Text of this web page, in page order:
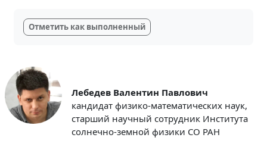
Отметить как выполненный
Лебедев Валентин Павлович
кандидат физико-математических наук,
старший научный сотрудник Института
солнечно-земной физики СО РАН